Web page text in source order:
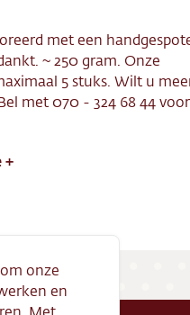
met een
~ 250 gram. Onze
5 stuks. Wilt u
met 070 - 324 68 44 voor
+
onze
en